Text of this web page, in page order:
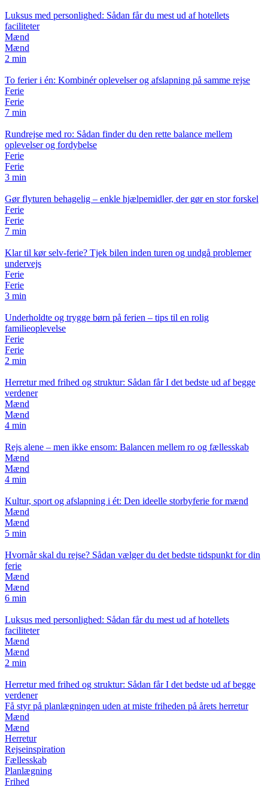
Luksus med personlighed: Sådan får du mest ud af hotellets
faciliteter
Mænd
Mænd
2 min
To ferier i én: Kombinér oplevelser og afslapning på samme rejse
Ferie
Ferie
7 min
Rundrejse med ro: Sådan finder du den rette balance mellem
oplevelser og fordybelse
Ferie
Ferie
3 min
Gør flyturen behagelig – enkle hjælpemidler, der gør en stor forskel
Ferie
Ferie
7 min
Klar til kør selv-ferie? Tjek bilen inden turen og undgå problemer
undervejs
Ferie
Ferie
3 min
Underholdte og trygge børn på ferien – tips til en rolig
familieoplevelse
Ferie
Ferie
2 min
Herretur med frihed og struktur: Sådan får I det bedste ud af begge
verdener
Mænd
Mænd
4 min
Rejs alene – men ikke ensom: Balancen mellem ro og fællesskab
Mænd
Mænd
4 min
Kultur, sport og afslapning i ét: Den ideelle storbyferie for mænd
Mænd
Mænd
5 min
Hvornår skal du rejse? Sådan vælger du det bedste tidspunkt for din
ferie
Mænd
Mænd
6 min
Luksus med personlighed: Sådan får du mest ud af hotellets
faciliteter
Mænd
Mænd
2 min
Herretur med frihed og struktur: Sådan får I det bedste ud af begge
verdener
Få styr på planlægningen uden at miste friheden på årets herretur
Mænd
Mænd
Herretur
Rejseinspiration
Fællesskab
Planlægning
Frihed